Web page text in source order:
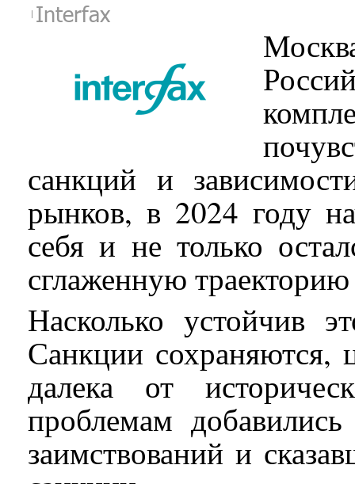
Interfax
санкций и
рынков, в 2024 году
себя и не только
сглаженную
Насколько устойчив
Санкции сохраняются,
далека от
проблемам
заимствований и